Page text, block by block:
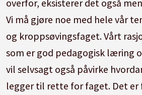
overfor, eksisterer det også
Vi må gjøre noe med hele vår
og kroppsøvingsfaget. Vårt
som er god pedagogisk læring
vil selvsagt også påvirke
legger til rette for faget. Det er